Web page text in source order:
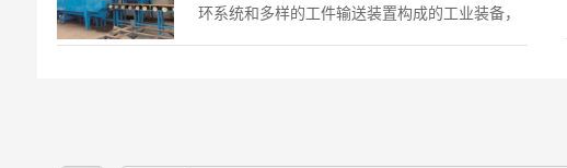
环系统和多样的工件输送装置构成的工业装备，